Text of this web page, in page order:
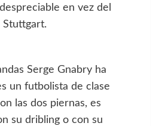
en vez del
Serge Gnabry ha
un futbolista de clase
las dos piernas, es
su dribling o con su